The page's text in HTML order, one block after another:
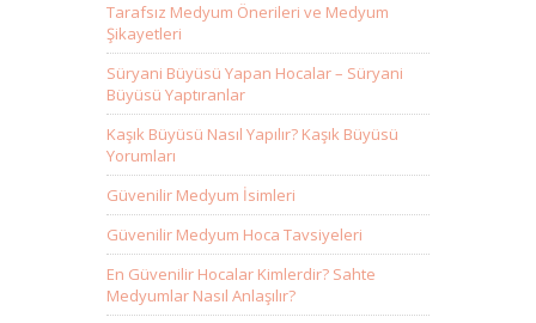
Tarafsız Medyum Önerileri ve Medyum
Şikayetleri
Süryani Büyüsü Yapan Hocalar – Süryani
Büyüsü Yaptıranlar
Kaşık Büyüsü Nasıl Yapılır? Kaşık Büyüsü
Yorumları
Güvenilir Medyum İsimleri
Güvenilir Medyum Hoca Tavsiyeleri
En Güvenilir Hocalar Kimlerdir? Sahte
Medyumlar Nasıl Anlaşılır?